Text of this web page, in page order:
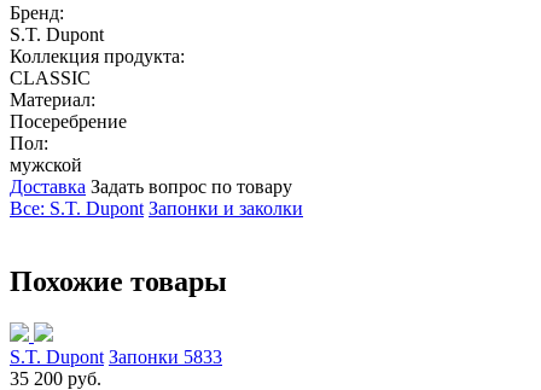
Бренд:
S.T. Dupont
Коллекция продукта:
CLASSIC
Материал:
Посеребрение
Пол:
мужской
Доставка Задать вопрос по товару
Все: S.T. Dupont Запонки и заколки
Похожие товары
S.T. Dupont Запонки 5833
35 200 руб.